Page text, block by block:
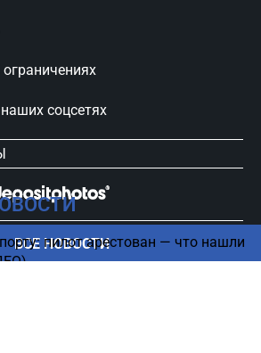
пилот арестован — что нашли
ВСЕ НОВОСТИ
соцсетях
права защищены